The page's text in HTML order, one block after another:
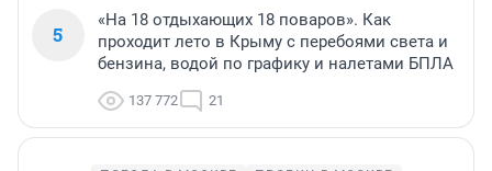
5
«На 18 отдыхающих 18 поваров». Как
проходит лето в Крыму с перебоями света и
бензина, водой по графику и налетами БПЛА
137 772 21